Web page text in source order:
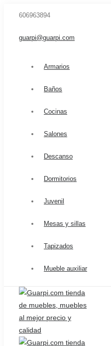
606963894
guarpi@guarpi.com
Armarios
Baños
Cocinas
Salones
Descanso
Dormitorios
Juvenil
Mesas y sillas
Tapizados
Mueble auxiliar